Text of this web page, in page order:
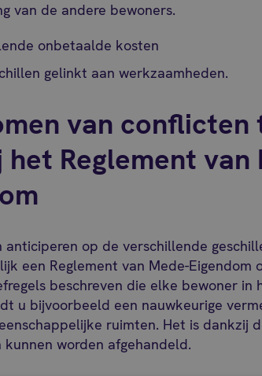
van de andere bewoners.
onbetaalde kosten
gelinkt aan werkzaamheden.
van conflicten
het Reglement van
anticiperen op de verschillende
een Reglement van Mede-
beschreven die elke bewoner in
u bijvoorbeeld een nauwkeurige
ruimten. Het is dankzij
kunnen worden afgehandeld.